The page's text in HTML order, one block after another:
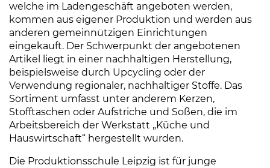
welche im Ladengeschäft angeboten werden,
kommen aus eigener Produktion und werden aus
anderen gemeinnützigen Einrichtungen
eingekauft. Der Schwerpunkt der angebotenen
Artikel liegt in einer nachhaltigen Herstellung,
beispielsweise durch Upcycling oder der
Verwendung regionaler, nachhaltiger Stoffe. Das
Sortiment umfasst unter anderem Kerzen,
Stofftaschen oder Aufstriche und Soßen, die im
Arbeitsbereich der Werkstatt „Küche und
Hauswirtschaft“ hergestellt wurden.
Die Produktionsschule Leipzig ist für junge